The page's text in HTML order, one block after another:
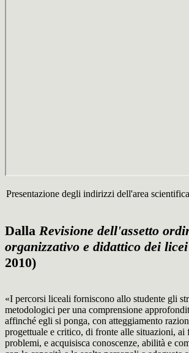
Presentazione degli indirizzi dell'area
Dalla Revisione dell'assetto
organizzativo e didattico dei licei
2010)
«I percorsi liceali forniscono allo studente gli
metodologici per una comprensione
affinché egli si ponga, con atteggiamento
progettuale e critico, di fronte alle situazioni, ai
problemi, e acquisisca conoscenze, abilità e